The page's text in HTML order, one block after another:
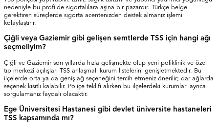
nedeniyle bu profilde sigortalılara aşina bir pazardır. Türkçe belge
gerektiren süreçlerde sigorta acentenizden destek almanız işlemi
kolaylaştırır.
Çiğli veya Gaziemir gibi gelişen semtlerde TSS için hangi ağı
seçmeliyim?
Çiğli ve Gaziemir son yıllarda hızla gelişmekte olup yeni poliklinik ve özel
tıp merkezi açılışları TSS anlaşmalı kurum listelerini genişletmektedir. Bu
ilçelerde orta ya da geniş ağ seçeneğini tercih etmeniz önerilir; dar ağlarda
seçenek kısıtlı kalabilir. Poliçe teklifi alırken bu ilçelerdeki kurumları ayrıca
sorgulamanız faydalı olacaktır.
Ege Üniversitesi Hastanesi gibi devlet üniversite hastaneleri
TSS kapsamında mı?